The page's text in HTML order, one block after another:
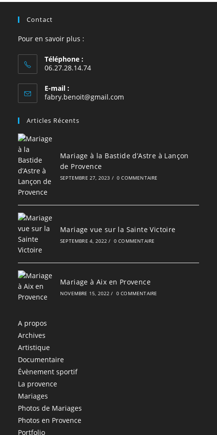
Contact
Pour en savoir plus :
Téléphone :
06.27.28.14.74
E-mail :
fabry.benoit@gmail.com
Articles Récents
Mariage à la Bastide d’Astre à Lançon
de Provence
SEPTEMBRE 27, 2023 / 0 COMMENTAIRE
Mariage vue sur la Sainte Victoire
SEPTEMBRE 4, 2022 / 0 COMMENTAIRE
Mariage à Aix en Provence
NOVEMBRE 15, 2022 / 0 COMMENTAIRE
A propos
Archives
Artistique
Documentaire
Évènement sportif
La provence
Mariages
Photos de Mariages
Photos en Provence
Portfolio